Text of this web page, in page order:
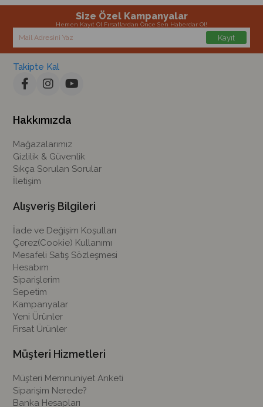
Size Özel Kampanyalar
Hemen Kayıt Ol Fırsatlardan Önce Sen Haberdar Ol!
Kayıt
Takipte Kal
Hakkımızda
Mağazalarımız
Gizlilik & Güvenlik
Sıkça Sorulan Sorular
İletişim
Alışveriş Bilgileri
İade ve Değişim Koşulları
Çerez(Cookie) Kullanımı
Mesafeli Satış Sözleşmesi
Hesabım
Siparişlerim
Sepetim
Kampanyalar
Yeni Ürünler
Fırsat Ürünler
Müşteri Hizmetleri
Müşteri Memnuniyet Anketi
Siparişim Nerede?
Banka Hesapları